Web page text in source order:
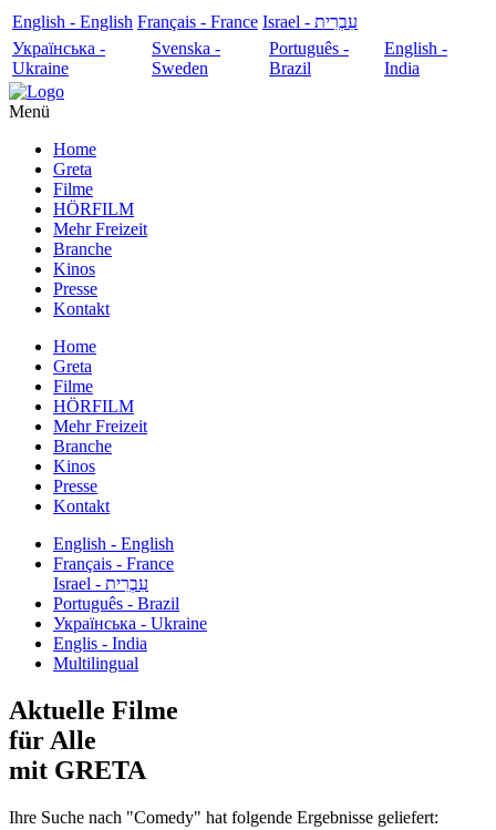
English - English Français - France
עִבְרִית - Israel
Українська -
Ukraine
Svenska -
Sweden
Português -
Brazil
English -
India
Menü
Home
Greta
Filme
HÖRFILM
Mehr Freizeit
Branche
Kinos
Presse
Kontakt
Home
Greta
Filme
HÖRFILM
Mehr Freizeit
Branche
Kinos
Presse
Kontakt
English - English
Français - France
עִבְרִית - Israel
Português - Brazil
Українська - Ukraine
Englis - India
Multilingual
Aktuelle Filme
für Alle
mit GRETA
Ihre Suche nach "Comedy" hat folgende Ergebnisse geliefert: